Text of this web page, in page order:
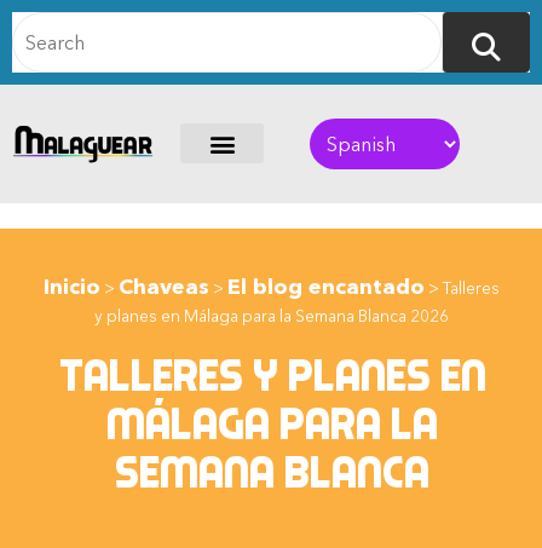
Inicio > Chaveas > El blog encantado >Talleres
y planes en Málaga para la Semana Blanca 2026
talleres y planes en
málaga para la
semana blanca